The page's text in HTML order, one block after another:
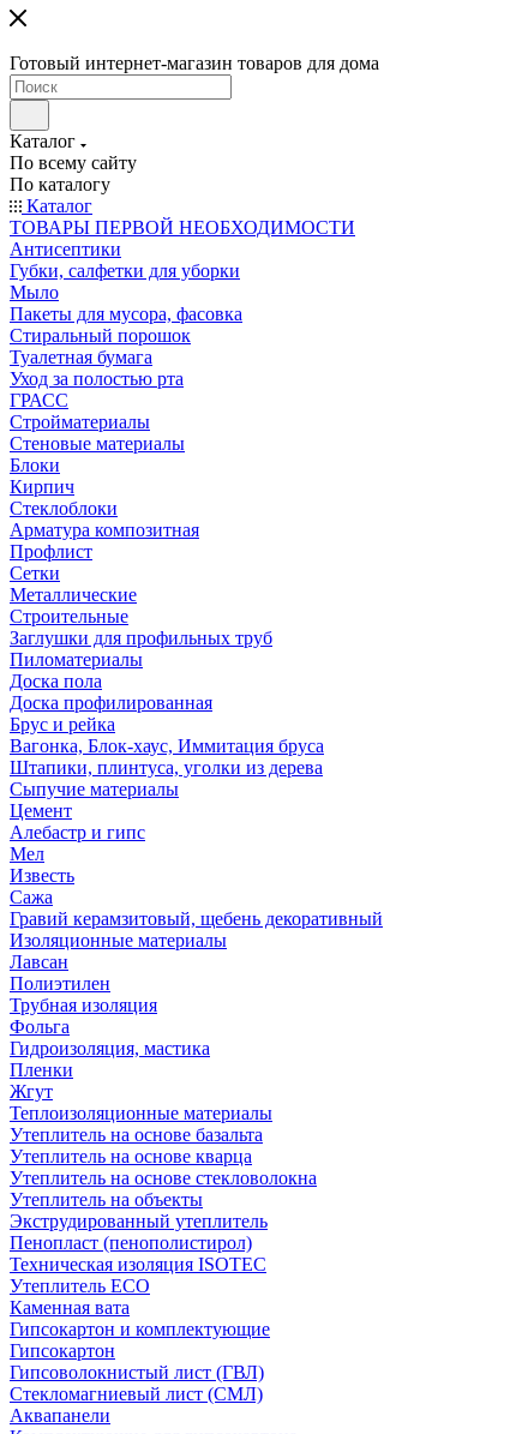
Готовый интернет-магазин товаров для дома
Каталог
По всему сайту
По каталогу
Каталог
ТОВАРЫ ПЕРВОЙ НЕОБХОДИМОСТИ
Антисептики
Губки, салфетки для уборки
Мыло
Пакеты для мусора, фасовка
Стиральный порошок
Туалетная бумага
Уход за полостью рта
ГРАСС
Стройматериалы
Стеновые материалы
Блоки
Кирпич
Стеклоблоки
Арматура композитная
Профлист
Сетки
Металлические
Строительные
Заглушки для профильных труб
Пиломатериалы
Доска пола
Доска профилированная
Брус и рейка
Вагонка, Блок-хаус, Иммитация бруса
Штапики, плинтуса, уголки из дерева
Сыпучие материалы
Цемент
Алебастр и гипс
Мел
Известь
Сажа
Гравий керамзитовый, щебень декоративный
Изоляционные материалы
Лавсан
Полиэтилен
Трубная изоляция
Фольга
Гидроизоляция, мастика
Пленки
Жгут
Теплоизоляционные материалы
Утеплитель на основе базальта
Утеплитель на основе кварца
Утеплитель на основе стекловолокна
Утеплитель на объекты
Экструдированный утеплитель
Пенопласт (пенополистирол)
Техническая изоляция ISOTEC
Утеплитель ECO
Каменная вата
Гипсокартон и комплектующие
Гипсокартон
Гипсоволокнистый лист (ГВЛ)
Стекломагниевый лист (СМЛ)
Аквапанели